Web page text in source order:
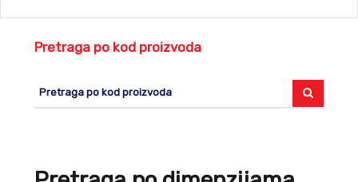
Pretraga po kod proizvoda